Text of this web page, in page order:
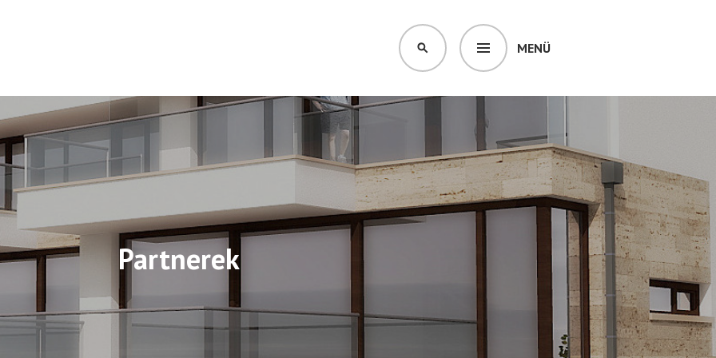
MENÜ
KERESÉS
Partnerek